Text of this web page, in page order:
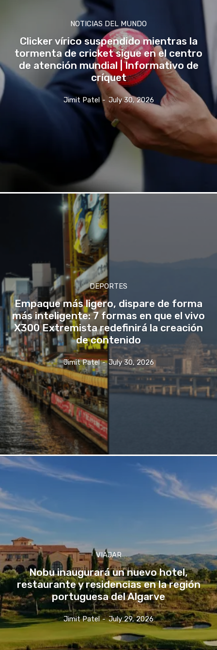
NOTICIAS DEL MUNDO
Clicker vírico suspendido mientras la
tormenta de cricket sigue en el centro
de atención mundial | Informativo de
críquet
Jimit Patel - July 30, 2026
DEPORTES
Empaque más ligero, dispare de forma
más inteligente: 7 formas en que el vivo
X300 Extremista redefinirá la creación
de contenido
Jimit Patel - July 30, 2026
VIAJAR
Nobu inaugurará un nuevo hotel,
restaurante y residencias en la región
portuguesa del Algarve
Jimit Patel - July 29, 2026